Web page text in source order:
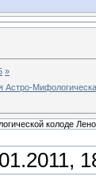
»
Астро-
колоде